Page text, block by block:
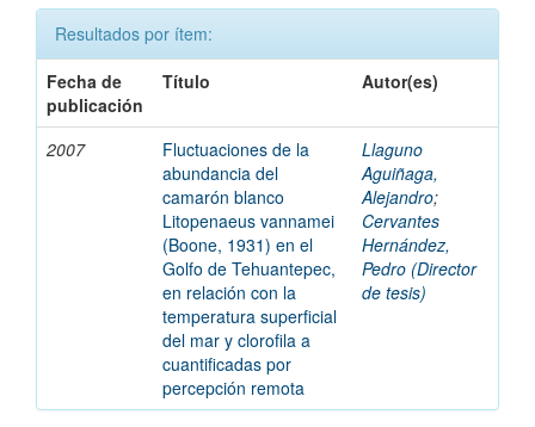
Resultados por ítem:
Fecha de
publicación
Título Autor(es)
2007
Fluctuaciones de la
abundancia del
camarón blanco
Litopenaeus vannamei
(Boone, 1931) en el
Golfo de Tehuantepec,
en relación con la
temperatura superficial
del mar y clorofila a
cuantificadas por
percepción remota
Llaguno
Aguiñaga,
Alejandro;
Cervantes
Hernández,
Pedro (Director
de tesis)